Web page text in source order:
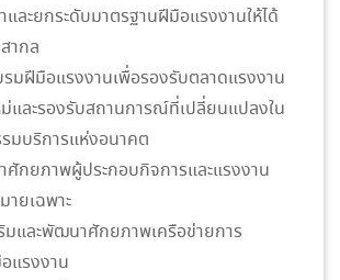
ละยกระดับมาตรฐานฝีมือแรงงานให้ได้
ากล
มฝีมือแรงงานเพื่อรองรับตลาดแรงงาน
และรองรับสถานการณ์ที่เปลี่ยนแปลงใน
มบริการแห่งอนาคต
กยภาพผู้ประกอบกิจการและแรงงาน
ายเฉพาะ
มและพัฒนาศักยภาพเครือข่ายการ
แรงงาน